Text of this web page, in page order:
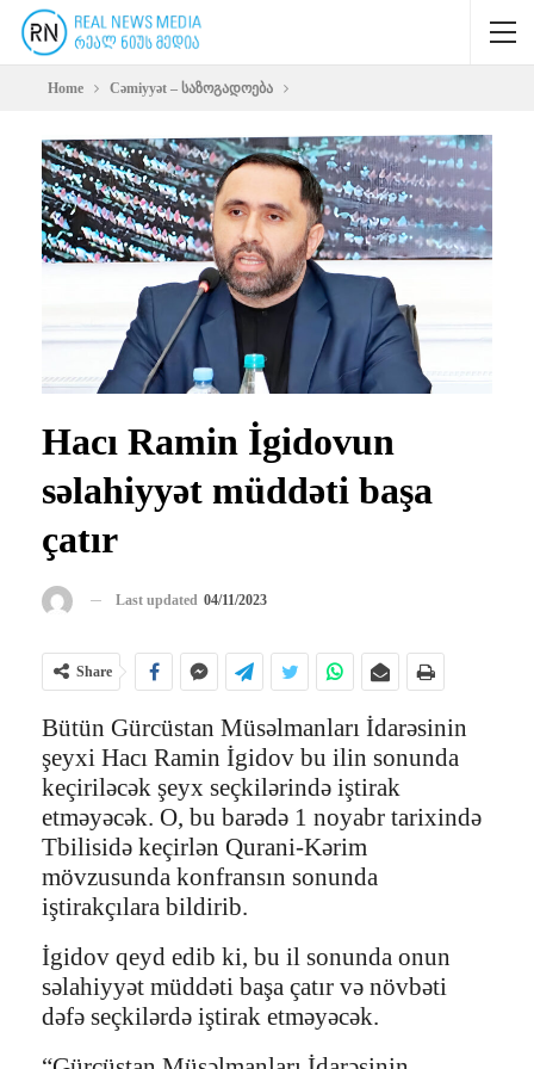
Home Cəmiyyət – საზოგადოება
Hacı Ramin İgidovun
səlahiyyət müddəti başa
çatır
Last updated 04/11/2023
Share
Bütün Gürcüstan Müsəlmanları İdarəsinin
şeyxi Hacı Ramin İgidov bu ilin sonunda
keçiriləcək şeyx seçkilərində iştirak
etməyəcək. O, bu barədə 1 noyabr tarixində
Tbilisidə keçirlən Qurani-Kərim
mövzusunda konfransın sonunda
iştirakçılara bildirib.
İgidov qeyd edib ki, bu il sonunda onun
səlahiyyət müddəti başa çatır və növbəti
dəfə seçkilərdə iştirak etməyəcək.